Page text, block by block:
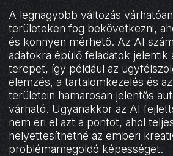
A legnagyobb változás
területeken fog bekövetkezni,
és könnyen mérhető. Az AI
adatokra épülő feladatok jelentik
terepet, így például az
elemzés, a tartalomkezelés és
területein hamarosan jelentős
várható. Ugyanakkor az AI
nem éri el azt a pontot, ahol
helyettesíthetné az emberi
problémamegoldó képességet.